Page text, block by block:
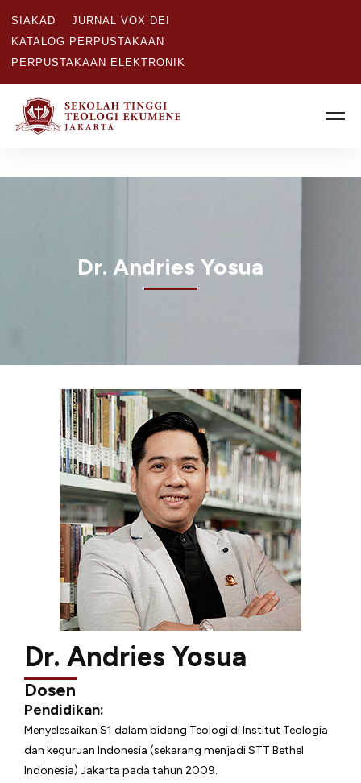
SIAKAD
JURNAL VOX DEI
KATALOG PERPUSTAKAAN
PERPUSTAKAAN ELEKTRONIK
Dr. Andries Yosua
Dr. Andries Yosua
Dosen
Pendidikan:
Menyelesaikan S1 dalam bidang Teologi di Institut Teologia
dan keguruan Indonesia (sekarang menjadi STT Bethel
Indonesia) Jakarta pada tahun 2009.